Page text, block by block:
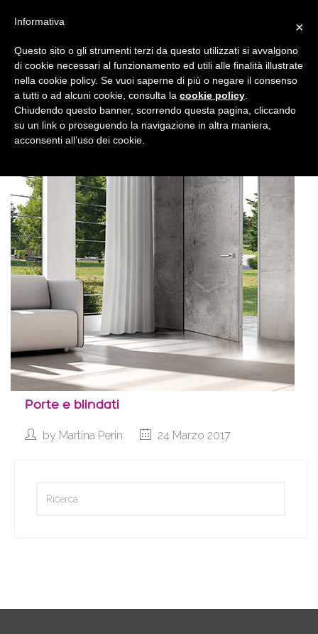
Porte e blindati
by Martina Perin 24 Marzo 2017
×
Informativa
Questo sito o gli strumenti terzi da questo utilizzati si avvalgono
di cookie necessari al funzionamento ed utili alle finalità illustrate
nella cookie policy. Se vuoi saperne di più o negare il consenso
a tutti o ad alcuni cookie, consulta la cookie policy
Chiudendo questo banner, scorrendo questa pagina, cliccando
su un link o proseguendo la navigazione in altra maniera,
acconsenti all’uso dei cookie.